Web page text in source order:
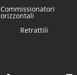
Commissionatori
orizzontali
Retrattili